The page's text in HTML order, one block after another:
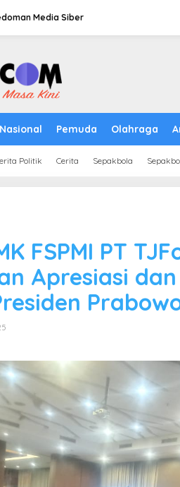
Media Siber
Nasional Pemuda Olahraga
Politik Cerita Sepakbola
FSPMI PT
Apresiasi